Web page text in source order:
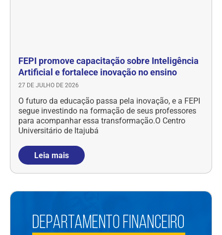
FEPI promove capacitação sobre Inteligência
Artificial e fortalece inovação no ensino
27 DE JULHO DE 2026
O futuro da educação passa pela inovação, e a FEPI
segue investindo na formação de seus professores
para acompanhar essa transformação.O Centro
Universitário de Itajubá
Leia mais